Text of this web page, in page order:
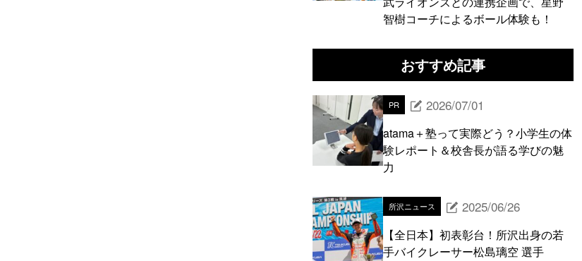
智樹コーチによるボール体験も！
おすすめ記事
PR 2026/07/01
atama＋塾って実際どう？小学生の体
験レポート＆校舎長が語る学びの魅
力
所沢ニュース 2025/06/26
【全日本】初表彰台！所沢出身の若
手バイクレーサー松島璃空 選手